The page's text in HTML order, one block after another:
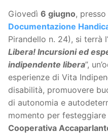
Giovedì 6 giugno,
Documentazione
Pirandello n. 24), si terrà
Libera! Incursioni ed
indipendente libera”,
esperienze di Vita
disabilità, promuovere
di autonomia e
momento per festeggiare
Cooperativa